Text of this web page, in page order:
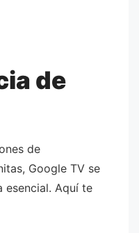
de
de
Google TV se
esencial. Aquí te